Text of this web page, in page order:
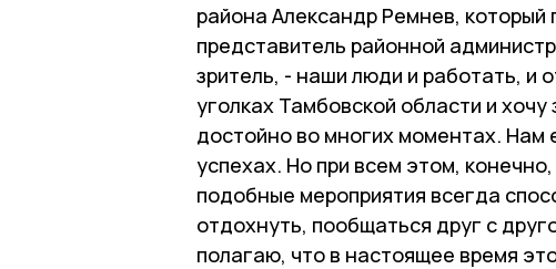
района Александр Ремнев, который
представитель районной
зритель, - наши люди и работать, и
уголках Тамбовской области и
достойно во многих моментах. Нам
успехах. Но при всем этом,
подобные мероприятия всегда
отдохнуть, пообщаться друг с
полагаю, что в настоящее время